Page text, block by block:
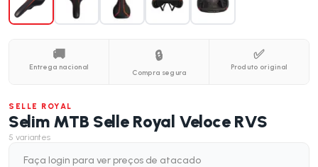
🚚
Entrega nacional
🔒
Compra segura
✅
Produto original
SELLE ROYAL
Selim MTB Selle Royal Veloce RVS
5 variantes
Faça login para ver preços de atacado